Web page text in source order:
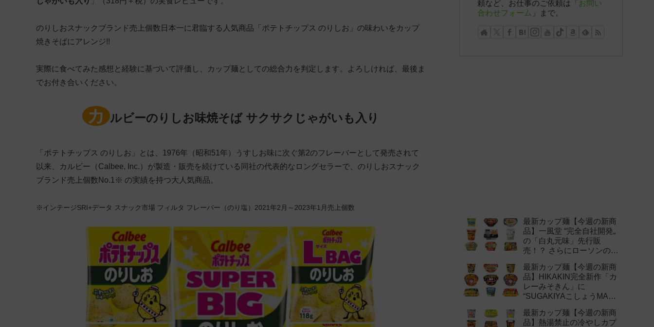
のりしおスナックブランド売上個数日本一に君臨する人気商品「ポテトチップス のりしお」の味わいをカップ
焼きそばにアレンジ!!
実際に食べてみた感想と経験に基づいて評価し、カップ麺としての総合力を判定します。よろしければ、最後ま
でお付き合いください。
カ ルビーのりしお味焼そば サクサクじゃがいも入り
「ポテトチップス のりしお」とは、1976年（昭和51年）うすしお味に次ぐ第2のフレーバーとして発売されて
以来、カルビー（Calbee, Inc.）が製造・販売を続けている同社の代表的なロングセラーで、のりしおスナック
ブランド売上個数No.1※ の実績を持つ大人気商品。
※インテージSRI+データ スナック市場 フィルタ フレーバー（のり塩）2021年2月～2023年1月売上個数
頼など、お仕事のご依頼は「 お問い
合わせフォーム 」まで。
最新カップ麺【今週の新商
品】一風堂 “完全自社開発„
の「白丸元味」先行販
売！？ さらにローソンの激
新作まとめ！
最新カップ麺【今週の新商
品】HIKAKIN完全新作「カ
レーみそきん」に
“SUGAKIYAこしょうMAX„
最新カップ麺【今週の新商
品】熱湯禁止の冷やしカプ